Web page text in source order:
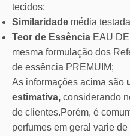
tecidos;
Similaridade média
Teor de Essência EAU
mesma formulação dos
de essência PREMUIM;
As informações acima são
estimativa, considerando
de clientes.Porém, é
perfumes em geral varie